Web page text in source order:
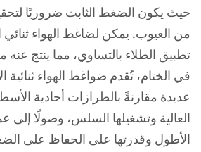
حيث يكون الضغط الثابت ضروريًا
من العيوب. يمكن لضاغط الهواء
تطبيق الطلاء بالتساوي، مما ينتج عنه
في الختام، تُقدم ضواغط الهواء ثنائية
عديدة مقارنةً بالطرازات أحادية
العالية وتشغيلها السلس، وصولًا إلى
الأطول وقدرتها على الحفاظ على